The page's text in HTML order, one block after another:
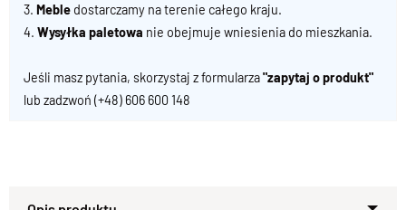
3. Meble dostarczamy na terenie całego kraju.
4. Wysyłka paletowa nie obejmuje wniesienia do mieszkania.
Jeśli masz pytania, skorzystaj z formularza"zapytaj o produkt"
lub zadzwoń (+48) 606 600 148